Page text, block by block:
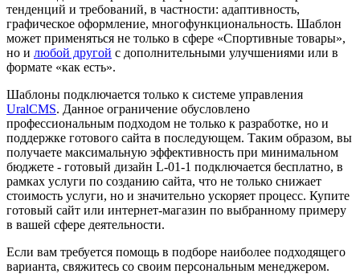
тенденций и требований, в частности: адаптивность,
графическое оформление, многофункциональность. Шаблон
может применяться не только в сфере «Спортивные товары»,
но и любой другой с дополнительными улучшениями или в
формате «как есть».
Шаблоны подключается только к системе управления
UralCMS. Данное ограничение обусловлено
профессиональным подходом не только к разработке, но и
поддержке готового сайта в последующем. Таким образом, вы
получаете максимальную эффективность при минимальном
бюджете - готовый дизайн L-01-1 подключается бесплатно, в
рамках услуги по созданию сайта, что не только снижает
стоимость услуги, но и значительно ускоряет процесс. Купите
готовый сайт или интернет-магазин по выбранному примеру
в вашей сфере деятельности.
Если вам требуется помощь в подборе наиболее подходящего
варианта, свяжитесь со своим персональным менеджером.